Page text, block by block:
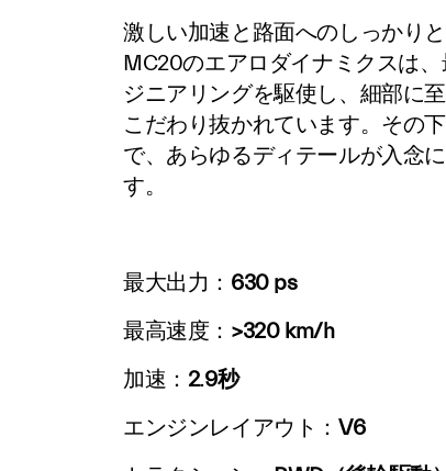
激しい加速と路面へのしっかりと
MC20のエアロダイナミクスは
ジニアリングを駆使し、細部に
こだわり抜かれています。その
で、あらゆるディテールが入念
す。
最大出力： 630 ps
最高速度： >320 km/h
加速： 2.9秒
エンジンレイアウト： V6